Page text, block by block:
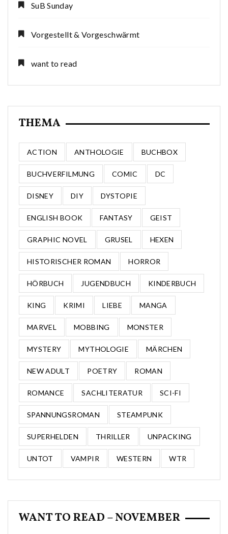
SuB Sunday
Vorgestellt & Vorgeschwärmt
want to read
THEMA
ACTION ANTHOLOGIE BUCHBOX
BUCHVERFILMUNG COMIC DC
DISNEY DIY DYSTOPIE
ENGLISH BOOK FANTASY GEIST
GRAPHIC NOVEL GRUSEL HEXEN
HISTORISCHER ROMAN HORROR
HÖRBUCH JUGENDBUCH KINDERBUCH
KING KRIMI LIEBE MANGA
MARVEL MOBBING MONSTER
MYSTERY MYTHOLOGIE MÄRCHEN
NEW ADULT POETRY ROMAN
ROMANCE SACHLITERATUR SCI-FI
SPANNUNGSROMAN STEAMPUNK
SUPERHELDEN THRILLER UNPACKING
UNTOT VAMPIR WESTERN WTR
WANT TO READ – NOVEMBER